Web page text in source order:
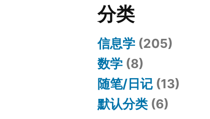
分类
信息学 (205)
数学 (8)
随笔/日记 (13)
默认分类 (6)